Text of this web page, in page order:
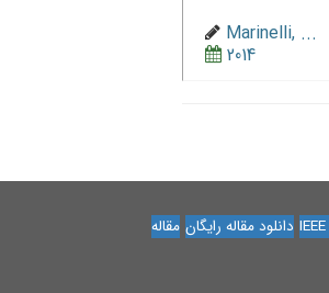
Marinelli, ...
2014
دانلود مقاله رایگان مقاله